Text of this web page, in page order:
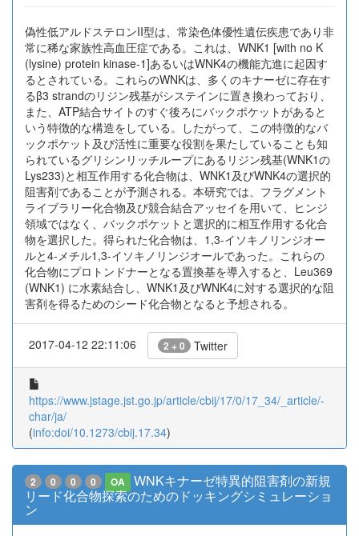
偽性低アルドステロンII型は、常染色体優性遺伝疾患であり非
常に稀な家族性高血圧症である。これは、WNK1 [with no K
(lysine) protein kinase-1]あるいはWNK4の機能亢進に起因す
るとされている。これらのWNKは、多くのキナーゼに存在す
るβ3 strandのリジン残基がシステインに置き換わっており、
また、ATP結合サイトのすぐ後ろにバックポケットがあると
いう特徴的な構造をしている。したがって、この特徴的なバ
ックポケット及び活性に重要な役割を果たしていることも知
られているグリシンリッチループにあるリジン残基(WNK1の
Lys233)と相互作用する化合物は、WNK1及びWNK4の選択的
阻害剤であることが予測される。本研究では、フラグメント
ライブラリー化合物及び競合結合アッセイを用いて、ヒンジ
領域ではなく、バックポケットと選択的に相互作用する化合
物を選択した。得られた化合物は、1,3-イソキノリンジオー
ルと4-メチル1,3-イソキノリンジオールであった。これらの
化合物にプロトンドナーとなる置換基を導入すると、Leu369
(WNK1) に水素結合し、WNK1及びWNK4に対する選択的な阻
害剤を得るためのシード化合物となると予想される。
2017-04-12 22:11:06 2 + 0 Twitter
https://www.jstage.jst.go.jp/article/cbij/17/0/17_34/_article/-
char/ja/
(info:doi/10.1273/cbij.17.34)
2 0 0 0 OA
WNKキナーゼ特異的阻害剤の新規
リード化合物探索のためのドッキングシミュレーショ
ン